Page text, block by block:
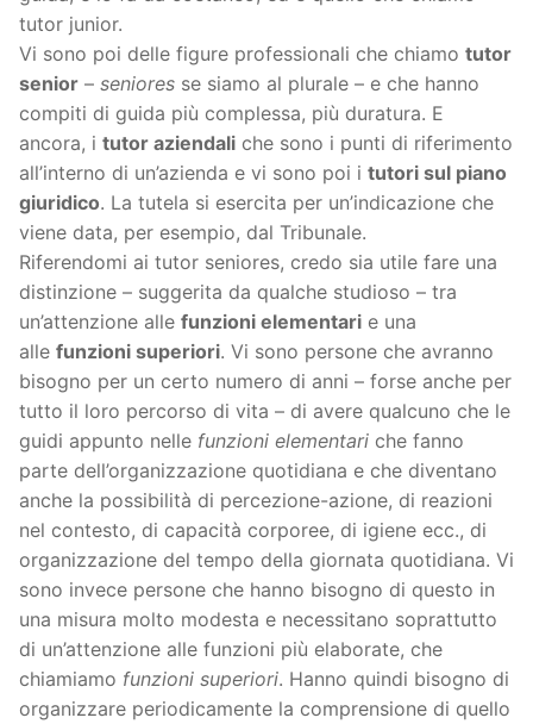
tutor junior.
Vi sono poi delle figure professionali che chiamo tutor
senior – seniores se siamo al plurale – e che hanno
compiti di guida più complessa, più duratura. E
ancora, i tutor aziendali che sono i punti di riferimento
all’interno di un’azienda e vi sono poi i tutori sul piano
giuridico. La tutela si esercita per un’indicazione che
viene data, per esempio, dal Tribunale.
Riferendomi ai tutor seniores, credo sia utile fare una
distinzione – suggerita da qualche studioso – tra
un’attenzione alle funzioni elementari e una
alle funzioni superiori. Vi sono persone che avranno
bisogno per un certo numero di anni – forse anche per
tutto il loro percorso di vita – di avere qualcuno che le
guidi appunto nelle funzioni elementari che fanno
parte dell’organizzazione quotidiana e che diventano
anche la possibilità di percezione-azione, di reazioni
nel contesto, di capacità corporee, di igiene ecc., di
organizzazione del tempo della giornata quotidiana. Vi
sono invece persone che hanno bisogno di questo in
una misura molto modesta e necessitano soprattutto
di un’attenzione alle funzioni più elaborate, che
chiamiamo funzioni superiori. Hanno quindi bisogno di
organizzare periodicamente la comprensione di quello